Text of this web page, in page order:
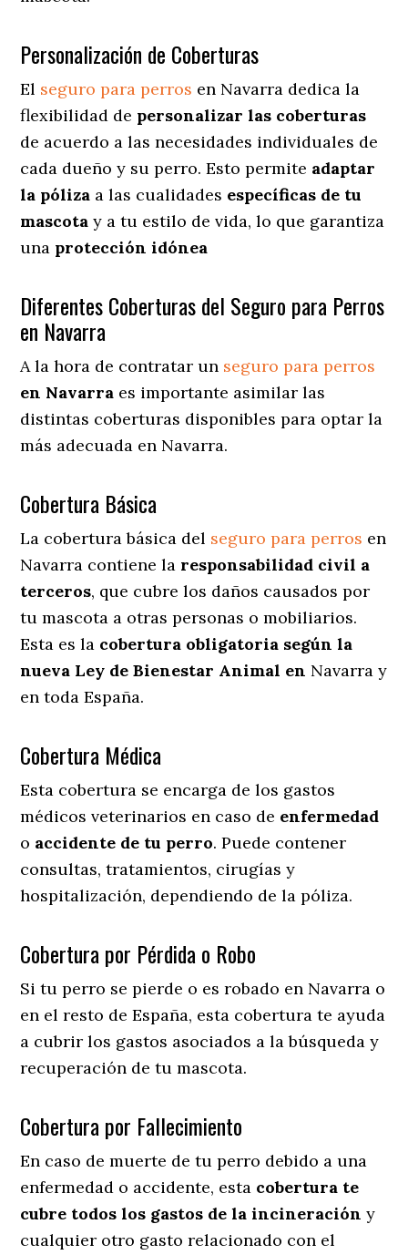
Personalización de Coberturas
El seguro para perros en Navarra dedica la
flexibilidad de personalizar las coberturas
de acuerdo a las necesidades individuales de
cada dueño y su perro. Esto permite adaptar
la póliza a las cualidades específicas de tu
mascota y a tu estilo de vida, lo que garantiza
una protección idónea
Diferentes Coberturas del Seguro para Perros
en Navarra
A la hora de contratar un seguro para perros
en Navarra es importante asimilar las
distintas coberturas disponibles para optar la
más adecuada en Navarra.
Cobertura Básica
La cobertura básica del seguro para perros en
Navarra contiene la responsabilidad civil a
terceros, que cubre los daños causados por
tu mascota a otras personas o mobiliarios.
Esta es la cobertura obligatoria según la
nueva Ley de Bienestar Animal en Navarra y
en toda España.
Cobertura Médica
Esta cobertura se encarga de los gastos
médicos veterinarios en caso de enfermedad
o accidente de tu perro. Puede contener
consultas, tratamientos, cirugías y
hospitalización, dependiendo de la póliza.
Cobertura por Pérdida o Robo
Si tu perro se pierde o es robado en Navarra o
en el resto de España, esta cobertura te ayuda
a cubrir los gastos asociados a la búsqueda y
recuperación de tu mascota.
Cobertura por Fallecimiento
En caso de muerte de tu perro debido a una
enfermedad o accidente, esta cobertura te
cubre todos los gastos de la incineración y
cualquier otro gasto relacionado con el